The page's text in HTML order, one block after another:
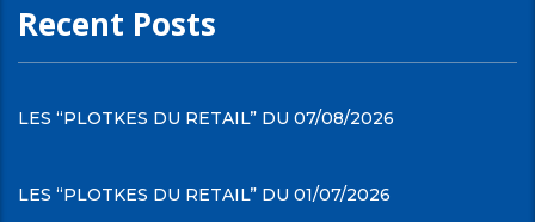
Recent Posts
LES “PLOTKES DU RETAIL” DU 07/08/2026
LES “PLOTKES DU RETAIL” DU 01/07/2026